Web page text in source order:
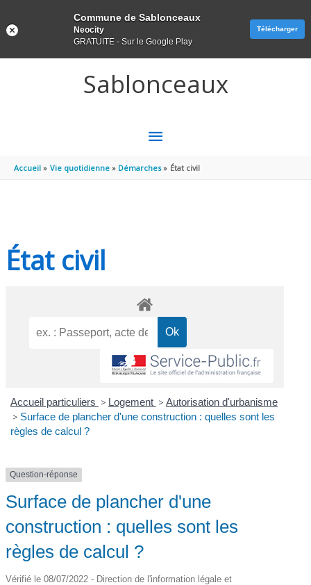
Sablonceaux
MENU
PRINCIPAL
Accueil Vie quotidienne Démarches État civil
État civil
Accueil particuliers > Logement > Autorisation d'urbanisme
> Surface de plancher d'une construction : quelles sont les
règles de calcul ?
Question-réponse
Surface de plancher d'une
construction : quelles sont les
règles de calcul ?
Vérifié le 08/07/2022 - Direction de l'information légale et
Commune de Sablonceaux
Neocity
GRATUITE - Sur le Google Play
Télécharger